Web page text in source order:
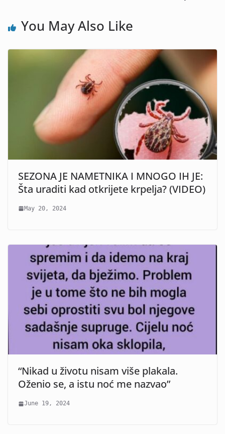
You May Also Like
SEZONA JE NAMETNIKA I MNOGO IH JE:
Šta uraditi kad otkrijete krpelja? (VIDEO)
May 20, 2024
“Nikad u životu nisam više plakala.
Oženio se, a istu noć me nazvao”
June 19, 2024